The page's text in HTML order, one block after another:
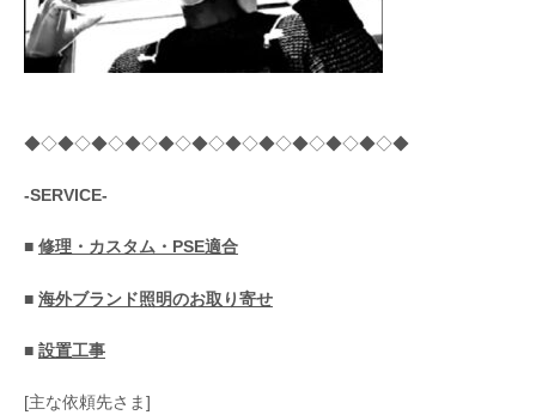
◆◇◆◇◆◇◆◇◆◇◆◇◆◇◆◇◆◇◆◇◆◇◆
-SERVICE-
■ 修理・カスタム・PSE適合
■ 海外ブランド照明のお取り寄せ
■ 設置工事
[主な依頼先さま]